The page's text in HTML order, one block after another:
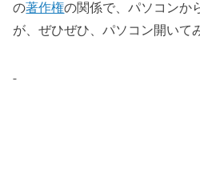
の著作権の関係で、パソコンか
が、ぜひぜひ、パソコン開いて